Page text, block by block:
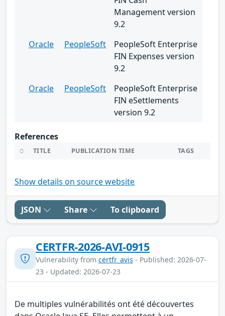
Management version
9.2
Oracle
PeopleSoft
PeopleSoft Enterprise
FIN Expenses version
9.2
Oracle
PeopleSoft
PeopleSoft Enterprise
FIN eSettlements
version 9.2
References
TITLE PUBLICATION TIME TAGS
Show details on source website
JSON Share To clipboard
CERTFR-2026-AVI-0915
Vulnerability from certfr_avis - Published: 2026-07-
23 - Updated: 2026-07-23
De multiples vulnérabilités ont été découvertes